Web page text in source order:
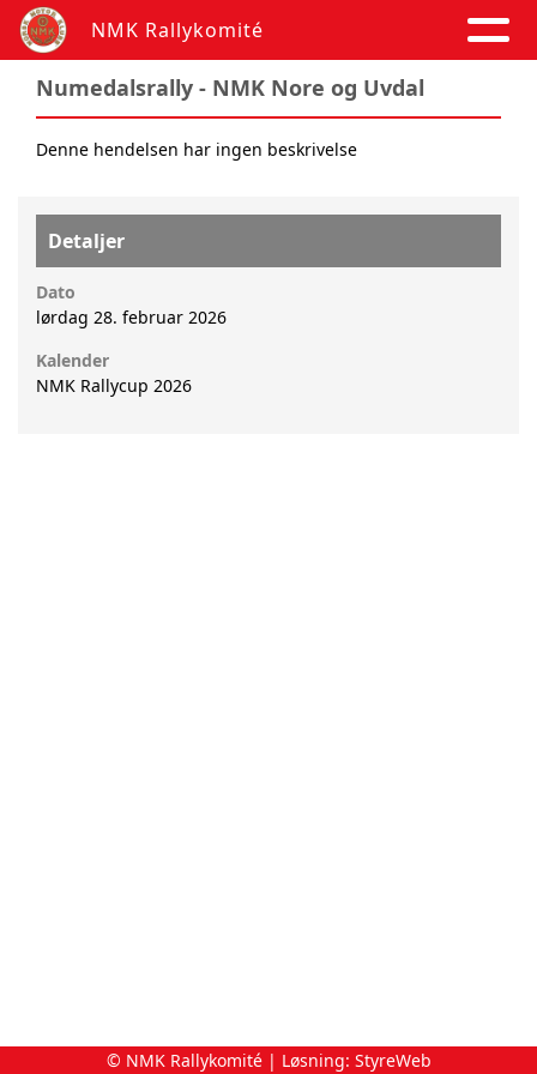
NMK Rallykomité
Numedalsrally - NMK Nore og Uvdal
Denne hendelsen har ingen beskrivelse
Detaljer
Dato
lørdag 28. februar 2026
Kalender
NMK Rallycup 2026
© NMK Rallykomité | Løsning: StyreWeb